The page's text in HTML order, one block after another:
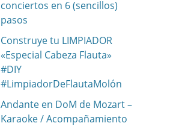
conciertos en 6 (sencillos)
pasos
Construye tu LIMPIADOR
«Especial Cabeza Flauta»
#DIY
#LimpiadorDeFlautaMolón
Andante en DoM de Mozart –
Karaoke / Acompañamiento